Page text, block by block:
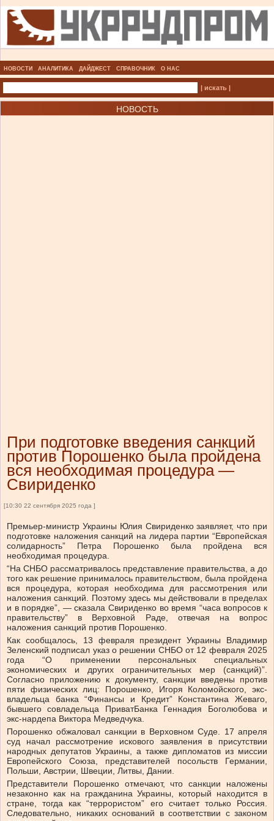
НОВОСТИ АНАЛИТИКА ДАЙДЖЕСТ СПРАВОЧНИК О НАС
| искать |
НОВОСТЬ
При подготовке введения санкций
против Порошенко была пройдена
вся необходимая процедура —
Свириденко
[10:30 22 сентября 2025 года ]
Премьер-министр Украины Юлия Свириденко заявляет, что при
подготовке наложения санкций на лидера партии “Европейская
солидарность” Петра Порошенко была пройдена вся
необходимая процедура.
“На СНБО рассматривалось представление правительства, а до
того как решение принималось правительством, была пройдена
вся процедура, которая необходима для рассмотрения или
наложения санкций. Поэтому здесь мы действовали в пределах
и в порядке”, — сказала Свириденко во время “часа вопросов к
правительству” в Верховной Раде, отвечая на вопрос
наложения санкций против Порошенко.
Как сообщалось, 13 февраля президент Украины Владимир
Зеленский подписал указ о решении СНБО от 12 февраля 2025
года “О применении персональных специальных
экономических и других ограничительных мер (санкций)”.
Согласно приложению к документу, санкции введены против
пяти физических лиц: Порошенко, Игоря Коломойского, экс-
владельца банка “Финансы и Кредит” Константина Жеваго,
бывшего совладельца ПриватБанка Геннадия Боголюбова и
экс-нардепа Виктора Медведчука.
Порошенко обжаловал санкции в Верховном Суде. 17 апреля
суд начал рассмотрение искового заявления в присутствии
народных депутатов Украины, а также дипломатов из миссии
Европейского Союза, представителей посольств Германии,
Польши, Австрии, Швеции, Литвы, Дании.
Представители Порошенко отмечают, что санкции наложены
незаконно как на гражданина Украины, который находится в
стране, тогда как “террористом” его считает только Россия.
Следовательно, никаких оснований в соответствии с законом